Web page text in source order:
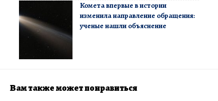
Комета впервые в истории
изменила направление обращения:
ученые нашли объяснение
Вам также может понравиться